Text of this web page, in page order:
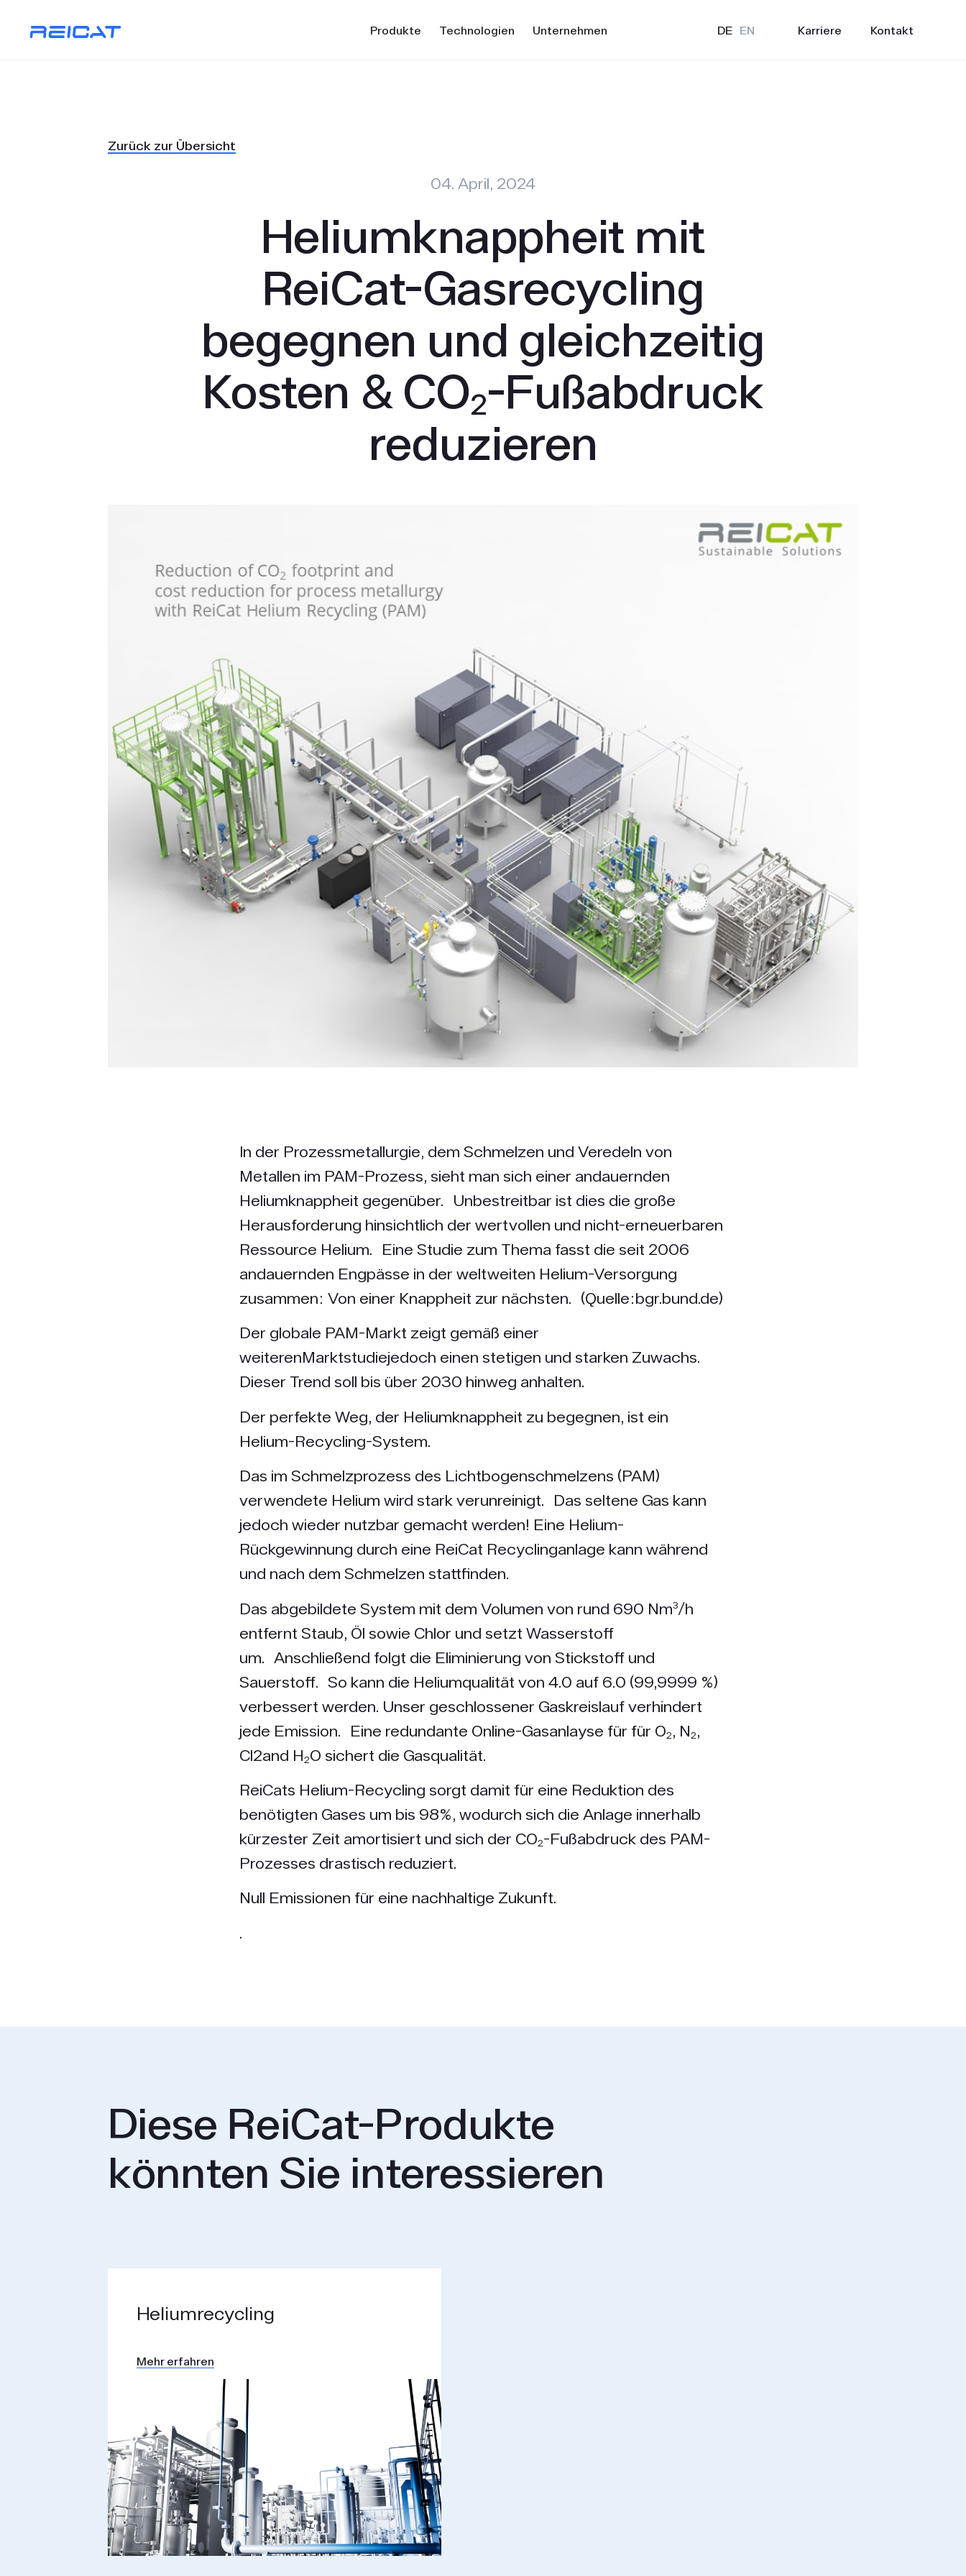
Produkte Technologien Unternehmen DE EN Karriere Kontakt
Zurück zur Übersicht
04. April, 2024
Heliumknappheit mit
ReiCat-Gasrecycling
begegnen und gleichzeitig
Kosten & CO₂-Fußabdruck
reduzieren
In der Prozessmetallurgie, dem Schmelzen und Veredeln von
Metallen im PAM-Prozess, sieht man sich einer andauernden
Heliumknappheit gegenüber. Unbestreitbar ist dies die große
Herausforderung hinsichtlich der wertvollen und nicht-erneuerbaren
Ressource Helium. Eine Studie zum Thema fasst die seit 2006
andauernden Engpässe in der weltweiten Helium-Versorgung
zusammen: Von einer Knappheit zur nächsten. (Quelle:bgr.bund.de)
Der globale PAM-Markt zeigt gemäß einer
weiterenMarktstudiejedoch einen stetigen und starken Zuwachs.
Dieser Trend soll bis über 2030 hinweg anhalten.
Der perfekte Weg, der Heliumknappheit zu begegnen, ist ein
Helium-Recycling-System.
Das im Schmelzprozess des Lichtbogenschmelzens (PAM)
verwendete Helium wird stark verunreinigt. Das seltene Gas kann
jedoch wieder nutzbar gemacht werden! Eine Helium-
Rückgewinnung durch eine ReiCat Recyclinganlage kann während
und nach dem Schmelzen stattfinden.
Das abgebildete System mit dem Volumen von rund 690 Nm³/h
entfernt Staub, Öl sowie Chlor und setzt Wasserstoff
um. Anschließend folgt die Eliminierung von Stickstoff und
Sauerstoff. So kann die Heliumqualität von 4.0 auf 6.0 (99,9999 %)
verbessert werden. Unser geschlossener Gaskreislauf verhindert
jede Emission. Eine redundante Online-Gasanlayse für für O₂, N₂,
Cl2and H₂O sichert die Gasqualität.
ReiCats Helium-Recycling sorgt damit für eine Reduktion des
benötigten Gases um bis 98%, wodurch sich die Anlage innerhalb
kürzester Zeit amortisiert und sich der CO₂-Fußabdruck des PAM-
Prozesses drastisch reduziert.
Null Emissionen für eine nachhaltige Zukunft.
.
Diese ReiCat-Produkte
könnten Sie interessieren
Helium­recycling
Mehr erfahren